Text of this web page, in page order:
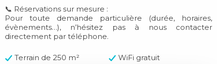
📞 Réservations sur mesure :
Pour toute demande particulière (durée, horaires,
évènements…), n’hésitez pas à nous contacter
directement par téléphone.
Terrain de 250 m²
WiFi gratuit